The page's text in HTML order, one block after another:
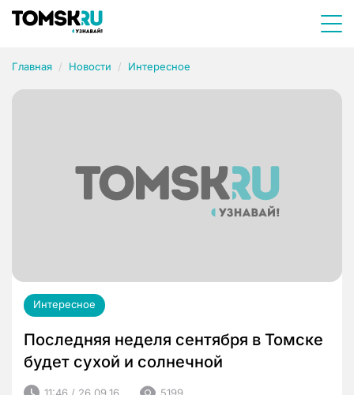
Главная Новости Интересное
Интересное
Последняя неделя сентября в Томске
будет сухой и солнечной